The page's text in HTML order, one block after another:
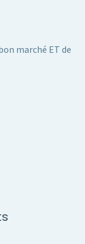
marché ET de